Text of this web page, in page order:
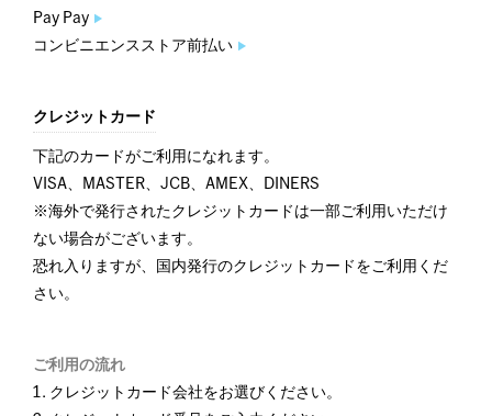
Pay Pay
コンビニエンスストア前払い
クレジットカード
下記のカードがご利用になれます。
VISA、MASTER、JCB、AMEX、DINERS
※海外で発行されたクレジットカードは一部ご利用いただけ
ない場合がございます。
恐れ入りますが、国内発行のクレジットカードをご利用くだ
さい。
ご利用の流れ
クレジットカード会社をお選びください。